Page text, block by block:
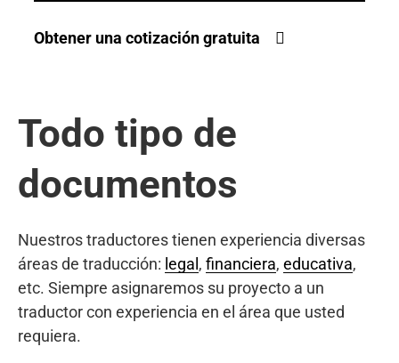
Obtener una cotización gratuita
Todo tipo de
documentos
Nuestros traductores tienen experiencia diversas
áreas de traducción: legal , financiera, educativa,
etc. Siempre asignaremos su proyecto a un
traductor con experiencia en el área que usted
requiera.